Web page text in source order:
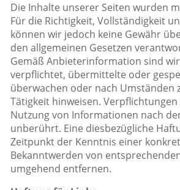
Die Inhalte unserer Seiten wurden
Für die Richtigkeit, Vollständigkeit
können wir jedoch keine Gewähr
den allgemeinen Gesetzen
Gemäß Anbieterinformation sind
verpflichtet, übermittelte oder
überwachen oder nach Umständen
Tätigkeit hinweisen.
Nutzung von Informationen nach
unberührt. Eine diesbezügliche
Zeitpunkt der Kenntnis einer
Bekanntwerden von
umgehend entfernen.